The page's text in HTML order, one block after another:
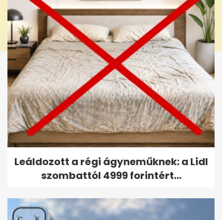
Leáldozott a régi ágyneműknek: a Lidl
szombattól 4999 forintért...